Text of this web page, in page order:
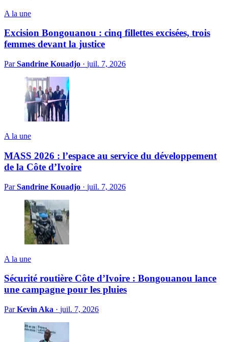
A la une
Excision Bongouanou : cinq fillettes excisées, trois
femmes devant la justice
ParSandrine Kouadjo · juil. 7, 2026
A la une
MASS 2026 : l’espace au service du développement
de la Côte d’Ivoire
ParSandrine Kouadjo · juil. 7, 2026
A la une
Sécurité routière Côte d’Ivoire : Bongouanou lance
une campagne pour les pluies
ParKevin Aka · juil. 7, 2026